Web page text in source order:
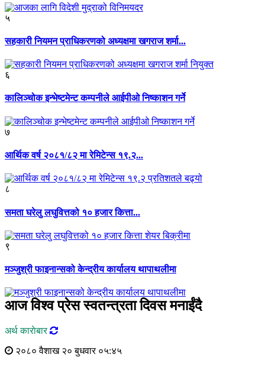
५
सहकारी नियमन प्राधिकरणको अध्यक्षमा खगराज शर्मा...
६
कालिञ्चोक इन्भेष्टमेन्ट कम्पनीले आईपीओ निष्काशन गर्ने
७
आर्थिक वर्ष २०८१/८२ मा रेमिटेन्स १९.२...
८
समता घरेलु लघुवित्तको १० हजार कित्ता...
९
मञ्जुश्री फाइनान्सको केन्द्रीय कार्यालय थापाथलीमा
आज विश्व प्रेस स्वतन्त्रता दिवस मनाईंदै
अर्थ काराेबार
२०८० वैशाख २० बुधवार ०५:४५